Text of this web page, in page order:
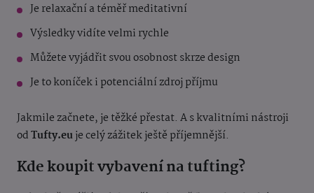
Je relaxační a téměř meditativní
Výsledky vidíte velmi rychle
Můžete vyjádřit svou osobnost skrze design
Je to koníček i potenciální zdroj příjmu
Jakmile začnete, je těžké přestat. A s kvalitními nástroji
odTufty.euje celý zážitek ještě příjemnější.
Kde koupit vybavení na tufting?